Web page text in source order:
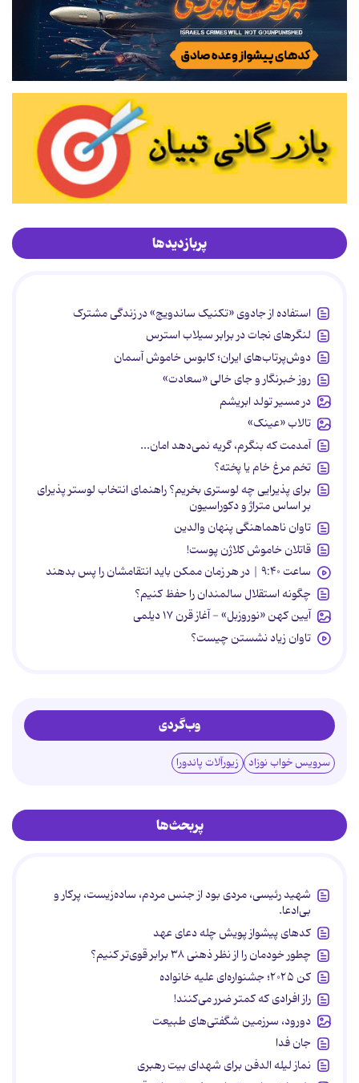
پربازدیدها
استفاده از جادوی «تکنیک ساندویچ» در زندگی مشترک
لنگرهای نجات در برابر سیلاب استرس
دوش‌پرتاب‌های ایران؛ کابوس خاموش آسمان
روز خبرنگار و جای خالی «سعادت»
در مسیر تولد ابریشم
تالاب «عینک»
آمدمت که بنگرم، گریه نمی‌دهد امان...
تخم مرغ خام یا پخته؟
برای پذیرایی چه لوستری بخریم؟ راهنمای انتخاب لوستر پذیرای
بر اساس متراژ و دکوراسیون
تاوان ناهماهنگی پنهان والدین
قاتلان خاموش کلاژن پوست!
ساعت ۹:۴۰ | در هر زمان ممکن باید انتقامشان را پس بدهند
چگونه استقلال سالمندان را حفظ کنیم؟
آیین کهن «نوروزبل» - آغاز قرن ۱۷ دیلمی
تاوان زیاد نشستن چیست؟
وب‌گردی
سرویس خواب نوزاد زیورآلات پاندورا
پربحث‌ها
شهید رئیسی، مردی بود از جنس مردم، ساده‌زیست، پرکار و
بی‌ادعا.
کدهای پیشواز پویش چله دعای عهد
چطور خودمان را از نظر ذهنی ۳۸ برابر قوی‌تر کنیم؟
کن ۲۰۲۵؛ جشنواره‌ای علیه خانواده
راز افرادی که کمتر ضرر می‌کنند!
دورود، سرزمین شگفتی‌های طبیعت
جان فدا
نماز لیله الدفن برای شهدای بیت رهبری